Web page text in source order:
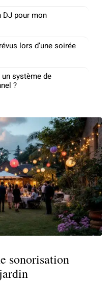
pour mon
lors d’une soirée
système de
?
sonorisation